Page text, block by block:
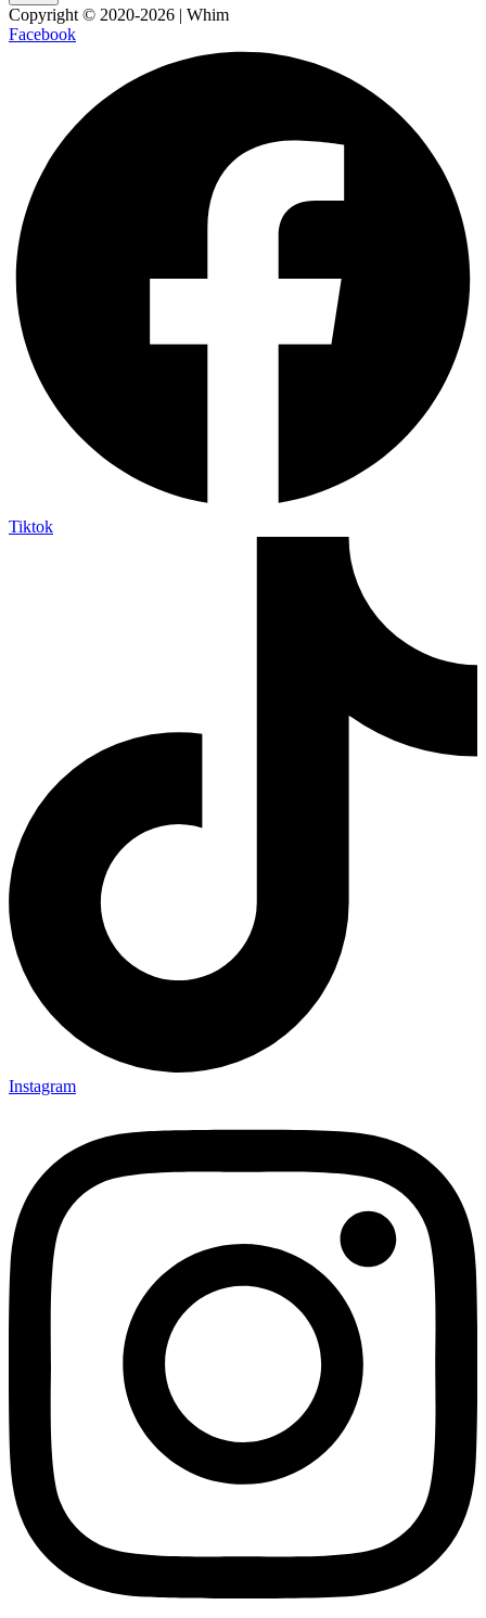
Copyright © 2020-2026 | Whim
Facebook
Tiktok
Instagram